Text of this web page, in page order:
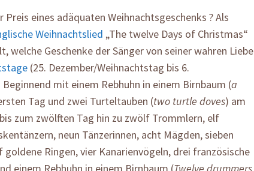
eines adäquaten Weihnachtsgeschenks ? Als
Weihnachtslied „The twelve Days of Christmas“
welche Geschenke der Sänger von seiner wahren Liebe
(25. Dezember/Weihnachtstag bis 6.
mit einem Rebhuhn in einem Birnbaum (a
Tag und zwei Turteltauben (two turtle doves) am
zum zwölften Tag hin zu zwölf Trommlern, elf
neun Tänzerinnen, acht Mägden, sieben
goldene Ringen, vier Kanarienvögeln, drei französische